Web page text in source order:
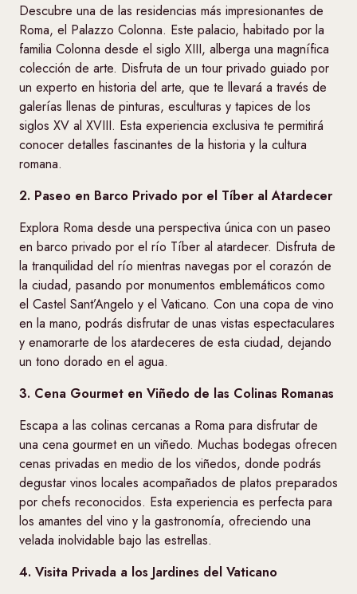
Descubre una de las residencias más impresionantes de
Roma, el Palazzo Colonna. Este palacio, habitado por la
familia Colonna desde el siglo XIII, alberga una magnífica
colección de arte. Disfruta de un tour privado guiado por
un experto en historia del arte, que te llevará a través de
galerías llenas de pinturas, esculturas y tapices de los
siglos XV al XVIII. Esta experiencia exclusiva te permitirá
conocer detalles fascinantes de la historia y la cultura
romana.
2. Paseo en Barco Privado por el Tíber al Atardecer
Explora Roma desde una perspectiva única con un paseo
en barco privado por el río Tíber al atardecer. Disfruta de
la tranquilidad del río mientras navegas por el corazón de
la ciudad, pasando por monumentos emblemáticos como
el Castel Sant’Angelo y el Vaticano. Con una copa de vino
en la mano, podrás disfrutar de unas vistas espectaculares
y enamorarte de los atardeceres de esta ciudad, dejando
un tono dorado en el agua.
3. Cena Gourmet en Viñedo de las Colinas Romanas
Escapa a las colinas cercanas a Roma para disfrutar de
una cena gourmet en un viñedo. Muchas bodegas ofrecen
cenas privadas en medio de los viñedos, donde podrás
degustar vinos locales acompañados de platos preparados
por chefs reconocidos. Esta experiencia es perfecta para
los amantes del vino y la gastronomía, ofreciendo una
velada inolvidable bajo las estrellas.
4. Visita Privada a los Jardines del Vaticano